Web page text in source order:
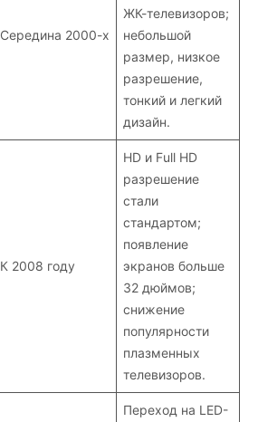
Середина 2000-х
ЖК-телевизоров;
небольшой
размер, низкое
разрешение,
тонкий и легкий
дизайн.
К 2008 году
HD и Full HD
разрешение
стали
стандартом;
появление
экранов больше
32 дюймов;
снижение
популярности
плазменных
телевизоров.
Переход на LED-